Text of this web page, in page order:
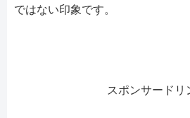
ではない印象です。
スポンサードリ